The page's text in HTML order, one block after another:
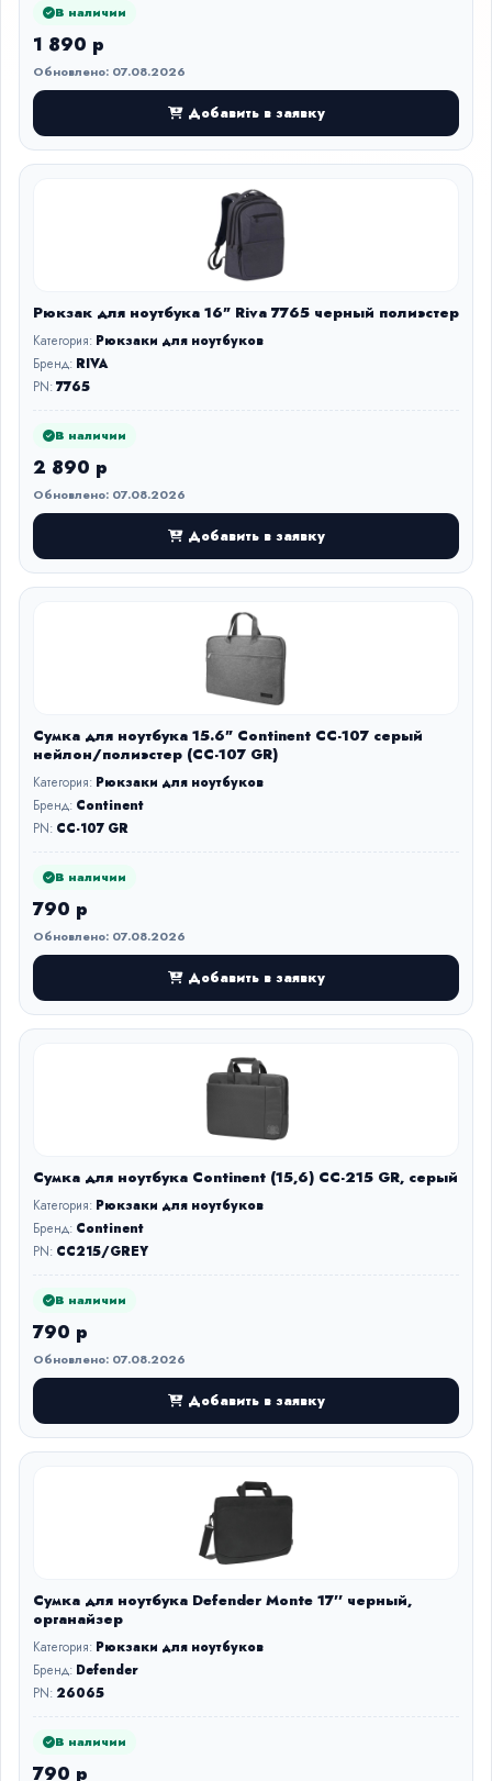
В наличии
1 890 р
Обновлено: 07.08.2026
Добавить в заявку
Рюкзак для ноутбука 16" Riva 7765 черный полиэстер
Категория: Рюкзаки для ноутбуков
Бренд: RIVA
PN:7765
В наличии
2 890 р
Обновлено: 07.08.2026
Добавить в заявку
Сумка для ноутбука 15.6" Continent CC-107 серый
нейлон/полиэстер (CC-107 GR)
Категория: Рюкзаки для ноутбуков
Бренд: Continent
PN: CC-107 GR
В наличии
790 р
Обновлено: 07.08.2026
Добавить в заявку
Сумка для ноутбука Continent (15,6) CC-215 GR, серый
Категория: Рюкзаки для ноутбуков
Бренд: Continent
PN: CC215/GREY
В наличии
790 р
Обновлено: 07.08.2026
Добавить в заявку
Сумка для ноутбука Defender Monte 17'' черный,
органайзер
Категория: Рюкзаки для ноутбуков
Бренд: Defender
PN: 26065
В наличии
790 р